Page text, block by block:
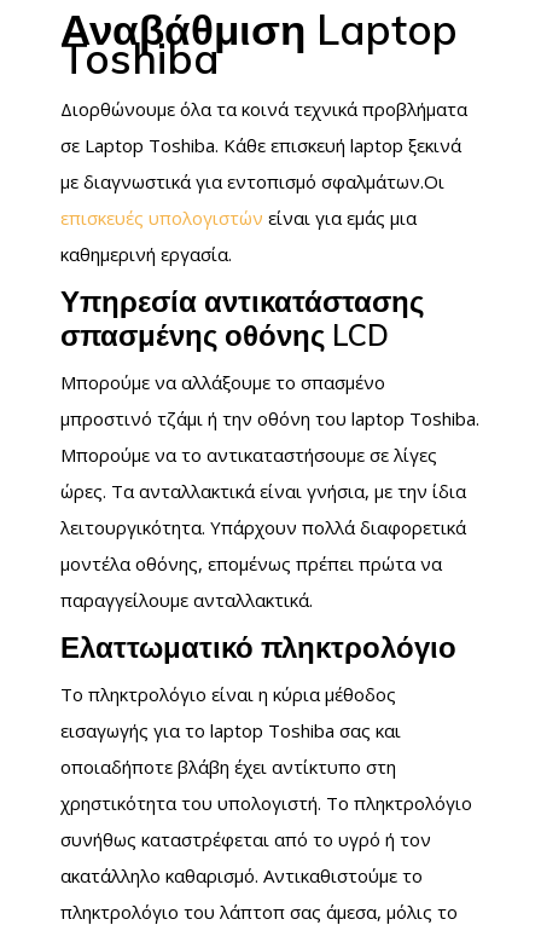
Αναβάθμιση Laptop
Toshiba
Διορθώνουμε όλα τα κοινά τεχνικά προβλήματα
σε Laptop Toshiba. Κάθε επισκευή laptop ξεκινά
με διαγνωστικά για εντοπισμό σφαλμάτων.Οι
επισκευές υπολογιστών είναι για εμάς μια
καθημερινή εργασία.
Υπηρεσία αντικατάστασης
σπασμένης οθόνης LCD
Μπορούμε να αλλάξουμε το σπασμένο
μπροστινό τζάμι ή την οθόνη του laptop Toshiba.
Μπορούμε να το αντικαταστήσουμε σε λίγες
ώρες. Τα ανταλλακτικά είναι γνήσια, με την ίδια
λειτουργικότητα. Υπάρχουν πολλά διαφορετικά
μοντέλα οθόνης, επομένως πρέπει πρώτα να
παραγγείλουμε ανταλλακτικά.
Ελαττωματικό πληκτρολόγιο
Το πληκτρολόγιο είναι η κύρια μέθοδος
εισαγωγής για το laptop Toshiba σας και
οποιαδήποτε βλάβη έχει αντίκτυπο στη
χρηστικότητα του υπολογιστή. Το πληκτρολόγιο
συνήθως καταστρέφεται από το υγρό ή τον
ακατάλληλο καθαρισμό. Αντικαθιστούμε το
πληκτρολόγιο του λάπτοπ σας άμεσα, μόλις το